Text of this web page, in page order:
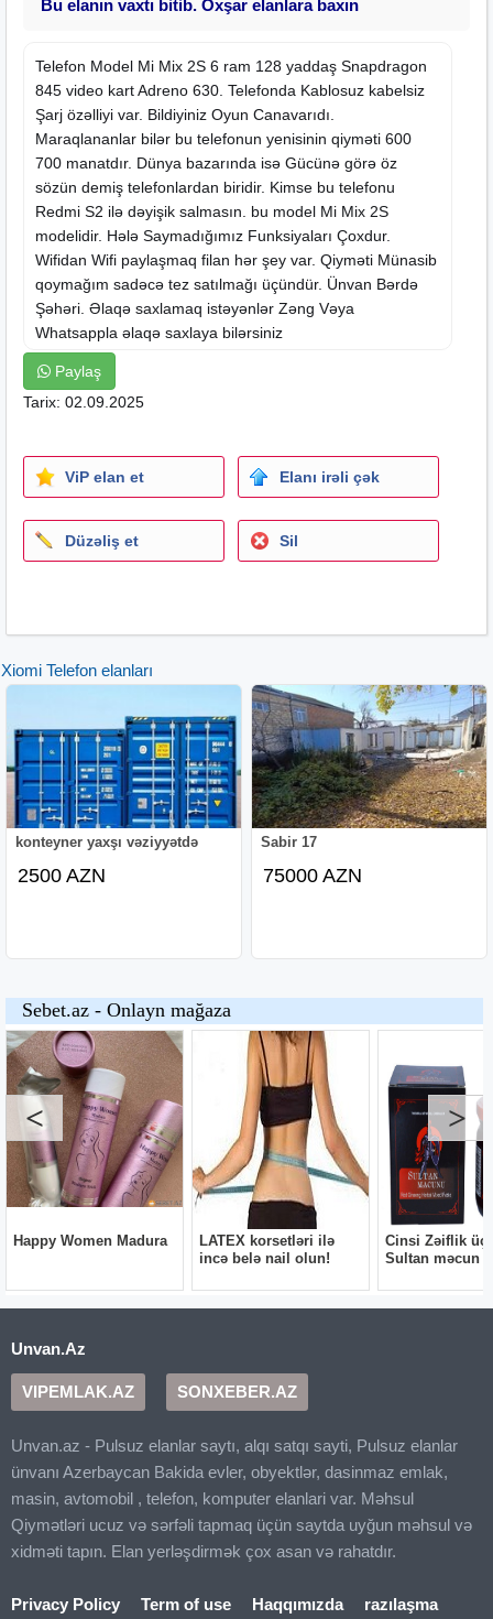
Bu elanın vaxtı bitib. Oxşar elanlara baxın
Telefon Model Mi Mix 2S 6 ram 128 yaddaş Snapdragon
845 video kart Adreno 630. Telefonda Kablosuz kabelsiz
Şarj özəlliyi var. Bildiyiniz Oyun Canavarıdı.
Maraqlananlar bilər bu telefonun yenisinin qiyməti 600
700 manatdır. Dünya bazarında isə Gücünə görə öz
sözün demiş telefonlardan biridir. Kimse bu telefonu
Redmi S2 ilə dəyişik salmasın. bu model Mi Mix 2S
modelidir. Hələ Saymadığımız Funksiyaları Çoxdur.
Wifidan Wifi paylaşmaq filan hər şey var. Qiyməti Münasib
qoymağım sadəcə tez satılmağı üçündür. Ünvan Bərdə
Şəhəri. Əlaqə saxlamaq istəyənlər Zəng Vəya
Whatsappla əlaqə saxlaya bilərsiniz
Paylaş
Tarix: 02.09.2025
ViP elan et Elanı irəli çək
Düzəliş et Sil
Xiomi Telefon elanları
konteyner yaxşı vəziyyətdə
2500 AZN
Sabir 17
75000 AZN
Unvan.Az
VIPEMLAK.AZ SONXEBER.AZ
Unvan.az - Pulsuz elanlar saytı, alqı satqı sayti, Pulsuz elanlar
ünvanı Azerbaycan Bakida evler, obyektlər, dasinmaz emlak,
masin, avtomobil , telefon, komputer elanlari var. Məhsul
Qiymətləri ucuz və sərfəli tapmaq üçün saytda uyğun məhsul və
xidməti tapın. Elan yerləşdirmək çox asan və rahatdır.
Privacy Policy Term of use Haqqımızda razılaşma